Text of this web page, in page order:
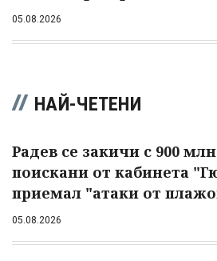
05.08.2026
НАЙ-ЧЕТЕНИ
Радев се закичи с 900
поискани от кабинета
приемал "атаки от
05.08.2026